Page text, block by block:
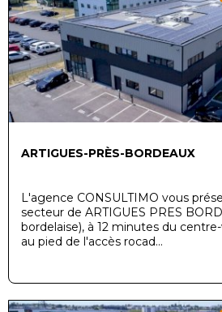
ARTIGUES-PRÈS-BORDEAUX
L'agence CONSULTIMO vous
secteur de ARTIGUES PRES
bordelaise), à 12 minutes du
au pied de l'accès rocad...